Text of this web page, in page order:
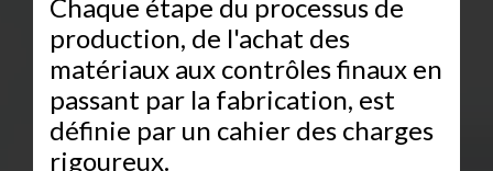
Chaque étape du processus de
production, de l'achat des
matériaux aux contrôles finaux en
passant par la fabrication, est
définie par un cahier des charges
rigoureux.